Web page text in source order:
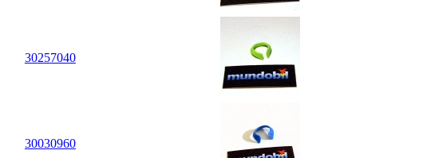
30257040
30030960